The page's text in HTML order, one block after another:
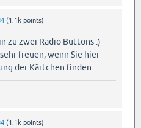
(1.1k points)
zu zwei Radio Buttons :)
freuen, wenn Sie hier
der Kärtchen finden.
(1.1k points)